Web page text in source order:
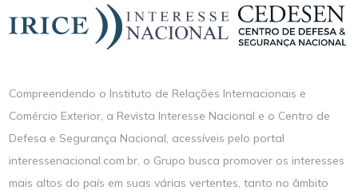
Compreendendo o Instituto de Relações Internacionais e
Comércio Exterior, a Revista Interesse Nacional e o Centro de
Defesa e Segurança Nacional, acessíveis pelo portal
interessenacional.com.br, o Grupo busca promover os interesses
mais altos do país em suas várias vertentes, tanto no âmbito